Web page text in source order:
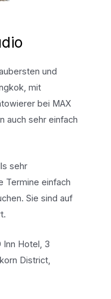
und
mit
bei MAX
auch sehr einfach
sehr
Termine einfach
Sie sind auf
Hotel, 3
District,